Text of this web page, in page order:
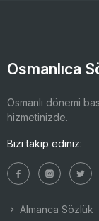
Osmanlıca
Osmanlı dönemi
hizmetinizde.
Bizi takip ediniz:
Almanca Sözlük